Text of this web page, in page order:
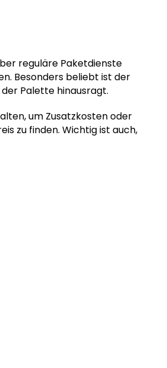
reguläre Paketdienste
Besonders beliebt ist der
Palette hinausragt.
um Zusatzkosten oder
zu finden. Wichtig ist auch,